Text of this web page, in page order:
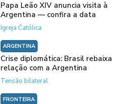
Papa Leão XIV anuncia visita à
Argentina — confira a data
Igreja Católica
ARGENTINA
Crise diplomática: Brasil rebaixa
relação com a Argentina
Tensão bilateral
FRONTEIRA